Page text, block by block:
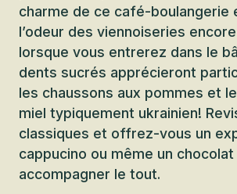
charme de ce café-boulangerie
l’odeur des viennoiseries
lorsque vous entrerez dans le
dents sucrés apprécieront
les chaussons aux pommes et
miel typiquement ukrainien!
classiques et offrez-vous un
cappucino ou même un
accompagner le tout.